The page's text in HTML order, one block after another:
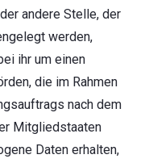
andere Stelle, der
werden,
ihr um einen
die im Rahmen
nach dem
Mitgliedstaaten
Daten erhalten,